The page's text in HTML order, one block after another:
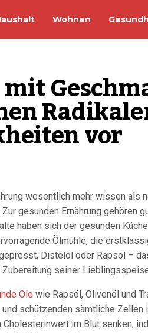
Wohnen
vor
wesentlich mehr wissen als
gesunden Ernährung gehören
haben sich der gesunden
Ölmühle, die
Distelöl oder Rapsöl –
seiner
Öle wie Rapsöl, Olivenöl und
schützenden sämtliche
Cholesterinwert im Blut senken,